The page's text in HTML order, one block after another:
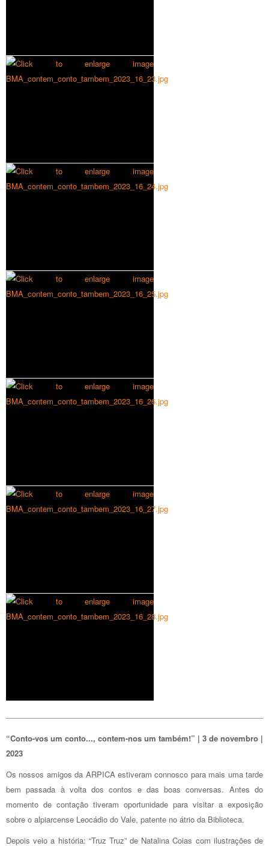
“Conto-vos um conto..., contem-nos um também!” | 3 de novembro |
2023
Os nossos amigos da ARPICA estiveram connosco para mais uma tarde
bem passada à volta dos contos e das boas conversas. Antes do
momento de contação tiveram oportunidade para visitar a exposição
sobre o alpiarcense Leocádio do Vale, patente no átrio da Biblioteca.
Depois veio a história: “Truz Truz” de Natalina Coias com ilustrações de